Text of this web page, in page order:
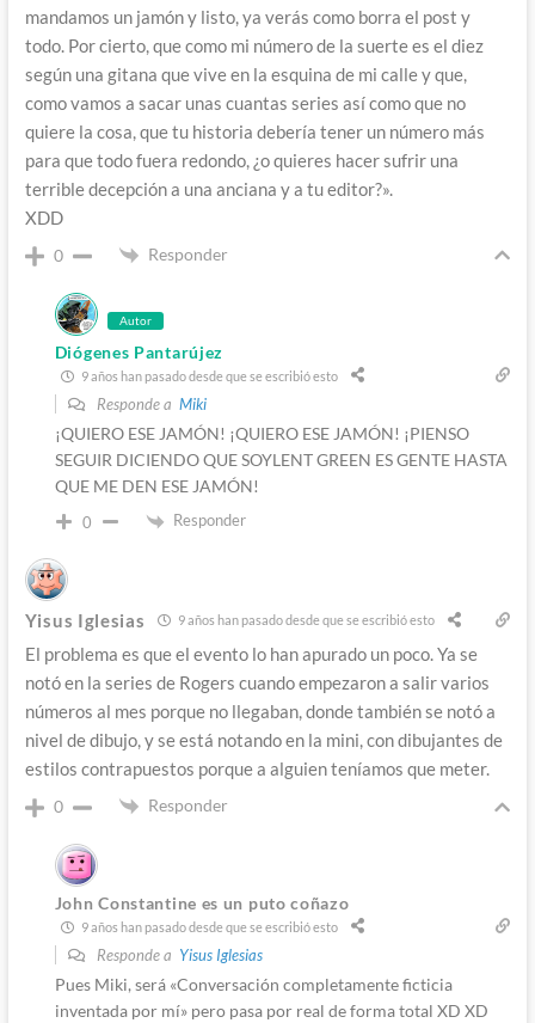
mandamos un jamón y listo, ya verás como borra el post y
todo. Por cierto, que como mi número de la suerte es el diez
según una gitana que vive en la esquina de mi calle y que,
como vamos a sacar unas cuantas series así como que no
quiere la cosa, que tu historia debería tener un número más
para que todo fuera redondo, ¿o quieres hacer sufrir una
terrible decepción a una anciana y a tu editor?».
XDD
0 Responder
Autor
Diógenes Pantarújez
9 años han pasado desde que se escribió esto
Responde a Miki
¡QUIERO ESE JAMÓN! ¡QUIERO ESE JAMÓN! ¡PIENSO
SEGUIR DICIENDO QUE SOYLENT GREEN ES GENTE HASTA
QUE ME DEN ESE JAMÓN!
0 Responder
Yisus Iglesias 9 años han pasado desde que se escribió esto
El problema es que el evento lo han apurado un poco. Ya se
notó en la series de Rogers cuando empezaron a salir varios
números al mes porque no llegaban, donde también se notó a
nivel de dibujo, y se está notando en la mini, con dibujantes de
estilos contrapuestos porque a alguien teníamos que meter.
0 Responder
John Constantine es un puto coñazo
9 años han pasado desde que se escribió esto
Responde a Yisus Iglesias
Pues Miki, será «Conversación completamente ficticia
inventada por mí» pero pasa por real de forma total XD XD